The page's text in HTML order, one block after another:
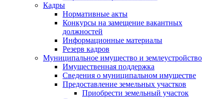
Кадры
Нормативные акты
Конкурсы на замещение вакантных
должностей
Информационные материалы
Резерв кадров
Муниципальное имущество и землеустройство
Имущественная поддержка
Сведения о муниципальном имуществе
Предоставление земельных участков
Приобрести земельный участок